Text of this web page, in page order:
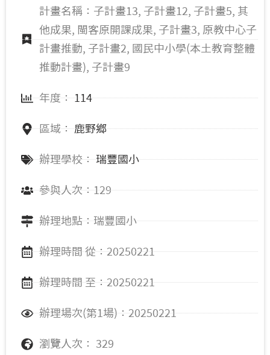
計畫名稱：子計畫13, 子計畫12, 子計畫5, 其
他成果, 閩客原開課成果, 子計畫3, 原教中心子
計畫推動, 子計畫2, 國民中小學(本土教育整體
推動計畫), 子計畫9
年度： 114
區域： 鹿野鄉
辦理學校： 瑞豐國小
參與人次：129
辦理地點：瑞豐國小
辦理時間 從：20250221
辦理時間 至：20250221
辦理場次(第1場)：20250221
瀏覽人次： 329